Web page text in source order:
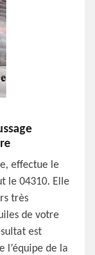
effectue le
le 04310. Elle
très
de votre
est
l’équipe de la